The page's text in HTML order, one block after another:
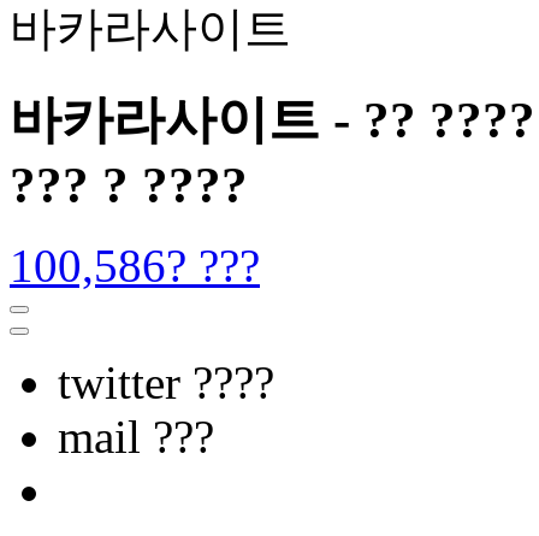
바카라사이트
바카라사이트 - ??
??? ? ????
100,586? ???
twitter ????
mail ???